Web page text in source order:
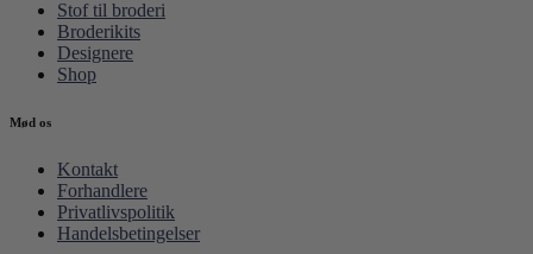
Stof til broderi
Broderikits
Designere
Shop
Mød os
Kontakt
Forhandlere
Privatlivspolitik
Handelsbetingelser